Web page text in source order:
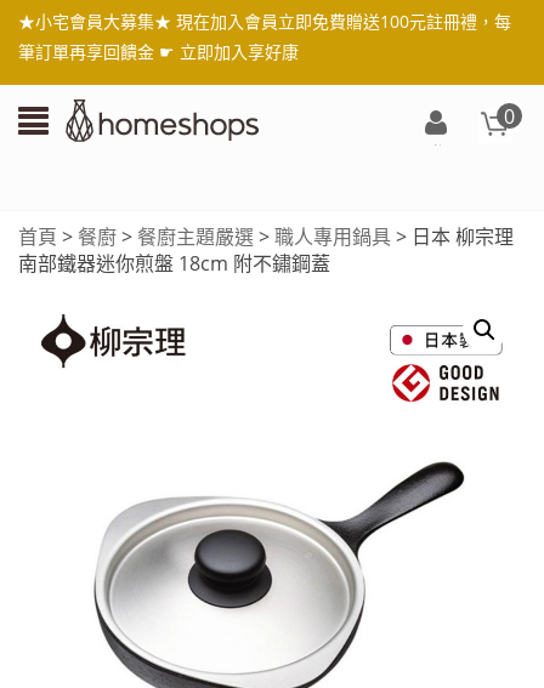
★小宅會員大募集★ 現在加入會員立即免費贈送100元註冊禮，每
筆訂單再享回饋金 ☛ 立即加入享好康
0
冊
首頁 > 餐廚> 餐廚主題嚴選>職人專用鍋具> 日本 柳宗理
南部鐵器迷你煎盤 18cm 附不鏽鋼蓋